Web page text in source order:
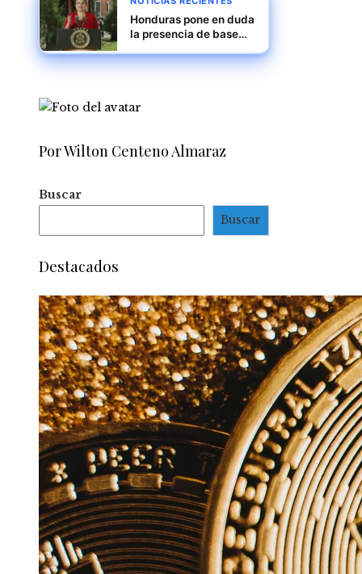
Honduras pone en duda
la presencia de base
posible ola de
Por Wilton Centeno Almaraz
Buscar
Buscar
Destacados